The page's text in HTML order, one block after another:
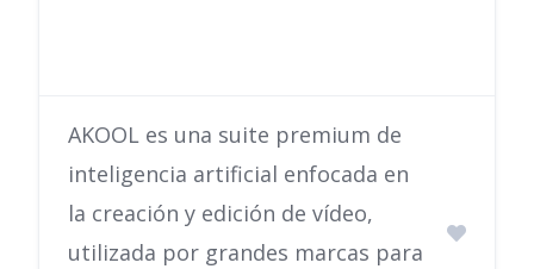
AKOOL es una suite premium de
inteligencia artificial enfocada en
la creación y edición de vídeo,
utilizada por grandes marcas para